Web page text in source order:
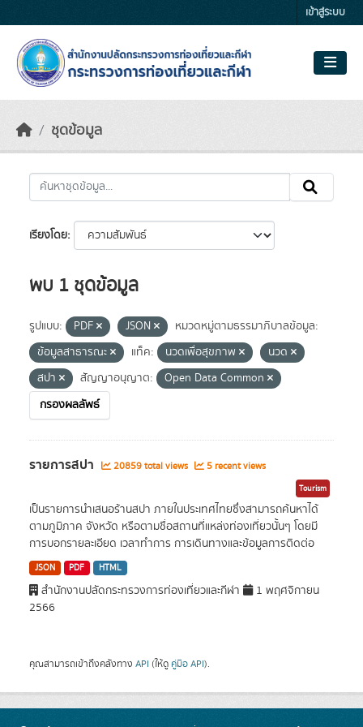
เข้าสู่ระบบ
ชุดข้อมูล
เรียงโดย
พบ 1 ชุดข้อมูล
รูปแบบ: PDF JSON
หมวดหมู่ตามธรรมาภิบาลข้อมูล:
ข้อมูลสาธารณะ
แท็ค: นวดเพื่อสุขภาพ
นวด
สปา
สัญญาอนุญาต:
Open Data Common
กรองผลลัพธ์
รายการสปา 20859 total views 5 recent views
Tourism
เป็นรายการนำเสนอร้านสปา ภายในประเทศไทยซึ่งสามารถค้นหาได้
ตามภูมิภาค จังหวัด หรือตามชื่อสถานที่แหล่งท่องเที่ยวนั้นๆ โดยมี
การบอกรายละเอียด เวลาทำการ การเดินทางและข้อมูลการติดต่อ
JSON PDF HTML
สำนักงานปลัดกระทรวงการท่องเที่ยวและกีฬา
1 พฤศจิกายน
2566
คุณสามารถเข้าถึงคลังทาง API (ให้ดู คู่มือ API).